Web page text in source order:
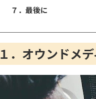
７．最後に
１．オウンドメ